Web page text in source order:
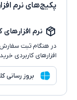
پکیج‌های نرم
نرم افزارهای
در هنگام ثبت سفارش
افزارهای کاربردی
بروز رسانی